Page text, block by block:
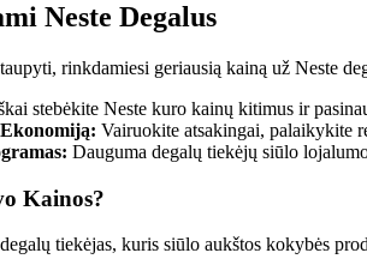
Neste Degalus
rinkdamiesi geriausią kainą už Neste
stebėkite Neste kuro kainų kitimus ir
Vairuokite atsakingai, palaikykite
Dauguma degalų tiekėjų siūlo
Kainos?
tiekėjas, kuris siūlo aukštos kokybės